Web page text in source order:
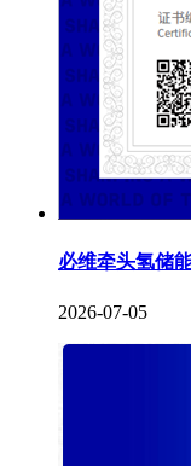
必维牵头氢储
2026-07-05